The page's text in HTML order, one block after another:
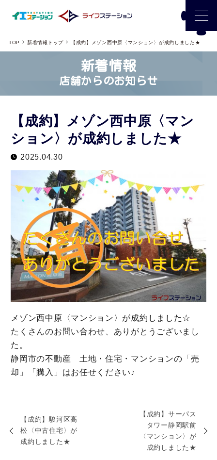
TOP 新着情報トップ 【成約】メゾン西中原〈マンション〉が成約しました★
新着情報
店舗からのお知らせ
【成約】メゾン西中原〈マン
ション〉が成約しました★
2025.04.30
メゾン西中原〈マンション〉が成約しました☆
たくさんのお問い合わせ、ありがとうございまし
た。
静岡市の不動産 土地・住宅・マンションの「売
却」「購入」はお任せください♪
【成約】駿河区高
松〈中古住宅〉が
成約しました★
【成約】サーパス
タワー静岡駅前
〈マンション〉が
成約しました★